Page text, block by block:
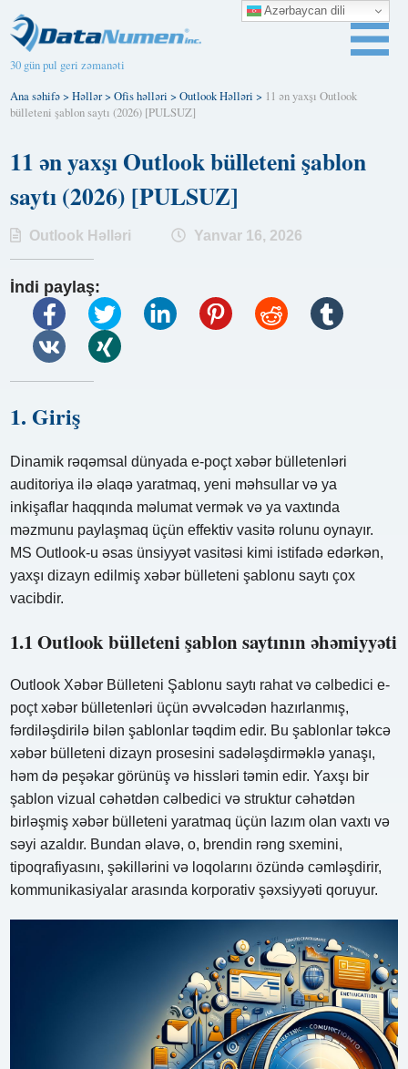
30 gün pul geri zəmanəti
Ana səhifə>Həllər>Ofis həlləri >Outlook Həlləri > 11 ən yaxşı Outlook
bülleteni şablon saytı (2026) [PULSUZ]
11 ən yaxşı Outlook bülleteni şablon
saytı (2026) [PULSUZ]
Outlook Həlləri Yanvar 16, 2026
İndi paylaş:
1. Giriş
Dinamik rəqəmsal dünyada e-poçt xəbər bülletenləri
auditoriya ilə əlaqə yaratmaq, yeni məhsullar və ya
inkişaflar haqqında məlumat vermək və ya vaxtında
məzmunu paylaşmaq üçün effektiv vasitə rolunu oynayır.
MS Outlook-u əsas ünsiyyət vasitəsi kimi istifadə edərkən,
yaxşı dizayn edilmiş xəbər bülleteni şablonu saytı çox
vacibdir.
1.1 Outlook bülleteni şablon saytının əhəmiyyəti
Outlook Xəbər Bülleteni Şablonu saytı rahat və cəlbedici e-
poçt xəbər bülletenləri üçün əvvəlcədən hazırlanmış,
fərdiləşdirilə bilən şablonlar təqdim edir. Bu şablonlar təkcə
xəbər bülleteni dizayn prosesini sadələşdirməklə yanaşı,
həm də peşəkar görünüş və hissləri təmin edir. Yaxşı bir
şablon vizual cəhətdən cəlbedici və struktur cəhətdən
birləşmiş xəbər bülleteni yaratmaq üçün lazım olan vaxtı və
səyi azaldır. Bundan əlavə, o, brendin rəng sxemini,
tipoqrafiyasını, şəkillərini və loqolarını özündə cəmləşdirir,
kommunikasiyalar arasında korporativ şəxsiyyəti qoruyur.
Azərbaycan dili